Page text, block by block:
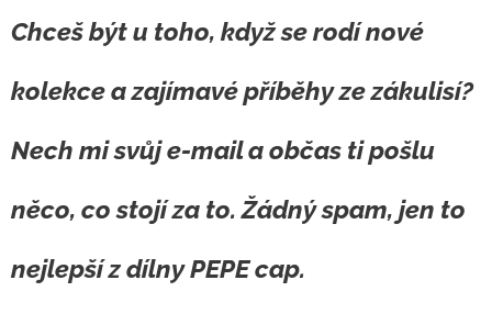
dárek pro muže, který
kvalitu, mám pro tebe
kšiltovka od české
Když šiju čepici pro
nikdy neviděla,
dárkové balení ani
na sezónní slevu.
Myslím na hlavu. Na
mi někdo rozhodl
Chceš být u toho, když se rodí nové
kolekce a zajímavé příběhy ze zákulisí?
Nech mi svůj e-mail a občas ti pošlu
něco, co stojí za to. Žádný spam, jen to
nejlepšíz dílny PEPE cap.